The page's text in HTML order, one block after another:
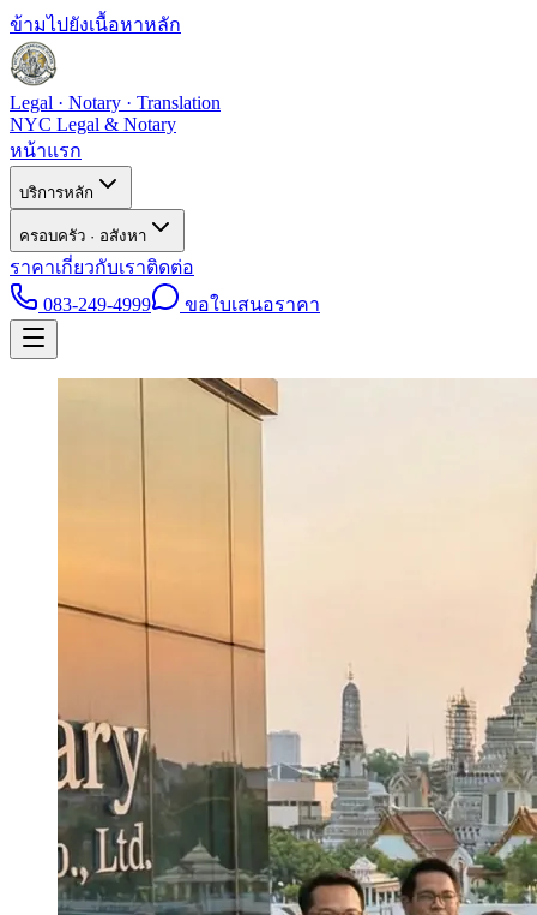
ข้ามไปยังเนื้อหาหลัก
Legal · Notary · Translation
NYC Legal & Notary
หน้าแรก
บริการหลัก
ครอบครัว · อสังหา
ราคาเกี่ยวกับเราติดต่อ
083-249-4999
ขอใบเสนอราคา